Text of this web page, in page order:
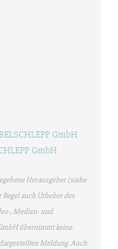
GmbH
GmbH
Herausgeber (siehe
auch Urheber des
, Medien- und
übernimmt keine
Meldung. Auch